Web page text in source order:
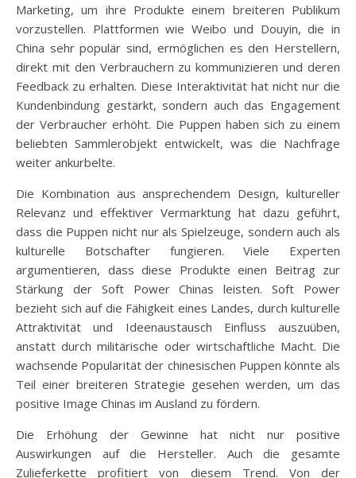
Marketing, um ihre Produkte einem breiteren Publikum
vorzustellen. Plattformen wie Weibo und Douyin, die in
China sehr populär sind, ermöglichen es den Herstellern,
direkt mit den Verbrauchern zu kommunizieren und deren
Feedback zu erhalten. Diese Interaktivität hat nicht nur die
Kundenbindung gestärkt, sondern auch das Engagement
der Verbraucher erhöht. Die Puppen haben sich zu einem
beliebten Sammlerobjekt entwickelt, was die Nachfrage
weiter ankurbelte.
Die Kombination aus ansprechendem Design, kultureller
Relevanz und effektiver Vermarktung hat dazu geführt,
dass die Puppen nicht nur als Spielzeuge, sondern auch als
kulturelle Botschafter fungieren. Viele Experten
argumentieren, dass diese Produkte einen Beitrag zur
Stärkung der Soft Power Chinas leisten. Soft Power
bezieht sich auf die Fähigkeit eines Landes, durch kulturelle
Attraktivität und Ideenaustausch Einfluss auszuüben,
anstatt durch militärische oder wirtschaftliche Macht. Die
wachsende Popularität der chinesischen Puppen könnte als
Teil einer breiteren Strategie gesehen werden, um das
positive Image Chinas im Ausland zu fördern.
Die Erhöhung der Gewinne hat nicht nur positive
Auswirkungen auf die Hersteller. Auch die gesamte
Zulieferkette profitiert von diesem Trend. Von der